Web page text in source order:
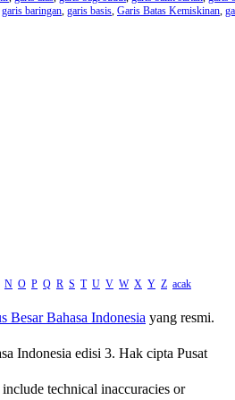
garis baringan, garis basis, Garis Batas Kemiskinan,
N O P Q R S T U V W X Y Z acak
Besar Bahasa Indonesia yang resmi.
Indonesia edisi 3. Hak cipta Pusat
technical inaccuracies or